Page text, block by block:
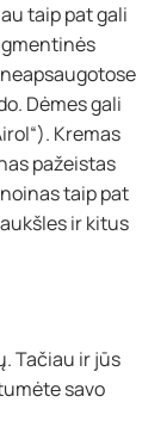
taip pat gali
Dėmes gali
Kremas
pažeistas
taip pat
ir kitus
Tačiau ir jūs
savo